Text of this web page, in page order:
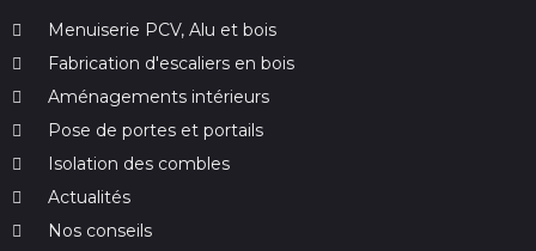
Menuiserie PCV, Alu et bois
Fabrication d'escaliers en bois
Aménagements intérieurs
Pose de portes et portails
Isolation des combles
Actualités
Nos conseils